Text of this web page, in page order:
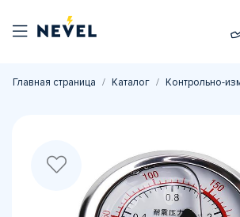
Главная страница Каталог Контрольно-